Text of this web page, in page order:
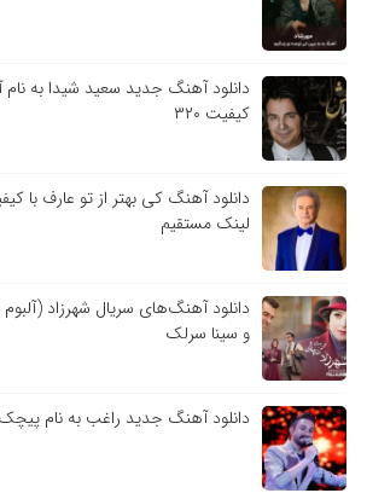
دانلود آهنگ جدید سعید شیدا به
کیفیت ۳۲۰
دانلود آهنگ کی بهتر از تو عارف با
لینک مستقیم
دانلود آهنگ‌های سریال شهرزاد
و سینا سرلک
دانلود آهنگ جدید راغب به نام